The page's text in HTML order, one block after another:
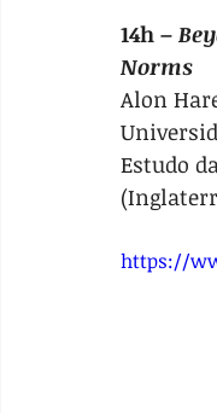
14h –
Norms
Alon
Estudo
https://